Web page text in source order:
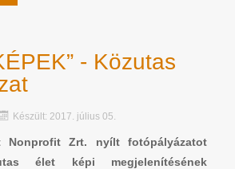
- Közutas
Készült: 2017. július 05.
Nonprofit Zrt. nyílt fotópályázatot
élet képi megjelenítésének